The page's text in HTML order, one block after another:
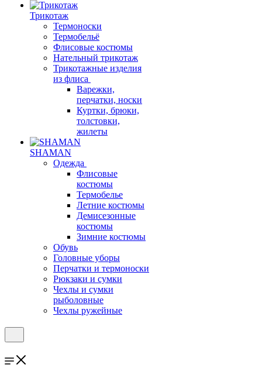
Трикотаж
Термоноски
Термобельё
Флисовые костюмы
Нательный трикотаж
Трикотажные изделия
из флиса
Варежки,
перчатки, носки
Куртки, брюки,
толстовки,
жилеты
SHAMAN
Одежда
Флисовые
костюмы
Термобелье
Летние костюмы
Демисезонные
костюмы
Зимние костюмы
Обувь
Головные уборы
Перчатки и термоноски
Рюкзаки и сумки
Чехлы и сумки
рыболовные
Чехлы ружейные